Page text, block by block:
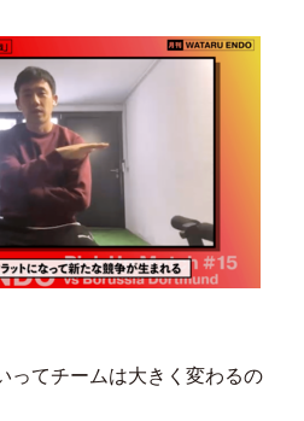
ってチームは大きく変わるの